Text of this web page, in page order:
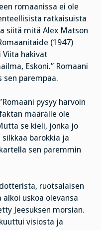
romaanissa ei ole
ratkaisuista
siitä mitä Alex Matson
(1947)
Viita hakivat
Eskoni.” Romaani
sen parempaa.
pysyy harvoin
määrälle ole
se kieli, jonka jo
barokkia ja
sen paremmin
ruotsalaisen
uskoa olevansa
Jeesuksen morsian.
visiosta ja